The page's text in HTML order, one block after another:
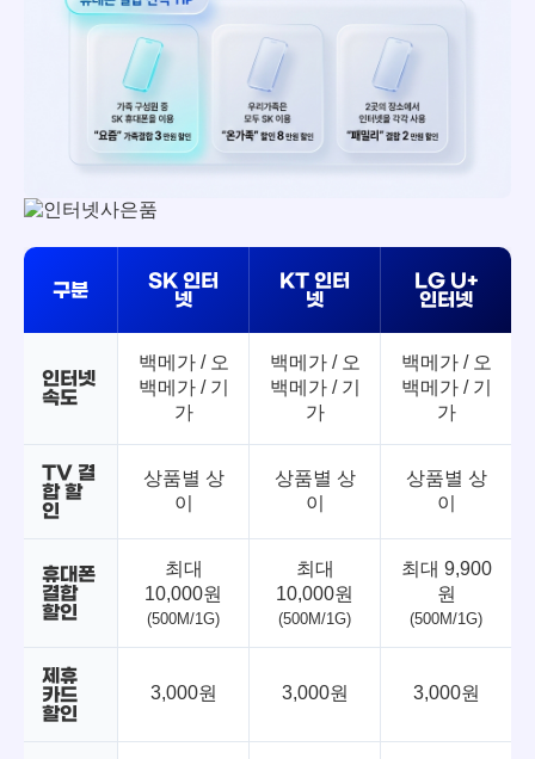
구분
SK 인터
넷
KT 인터
넷
LG U+
인터넷
인터넷
속도
백메가 / 오
백메가 / 기
가
백메가 / 오
백메가 / 기
가
백메가 / 오
백메가 / 기
가
TV 결
합 할
인
상품별 상
이
상품별 상
이
상품별 상
이
휴대폰
결합
할인
최대
10,000원
(500M/1G)
최대
10,000원
(500M/1G)
최대 9,900
원
(500M/1G)
제휴
카드
할인
3,000원 3,000원 3,000원